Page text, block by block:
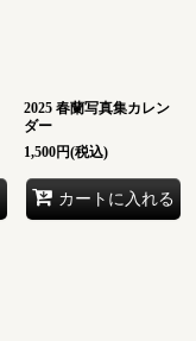
2025 春蘭写真集カレン
ダー
1,500円(税込)
カートに入れる